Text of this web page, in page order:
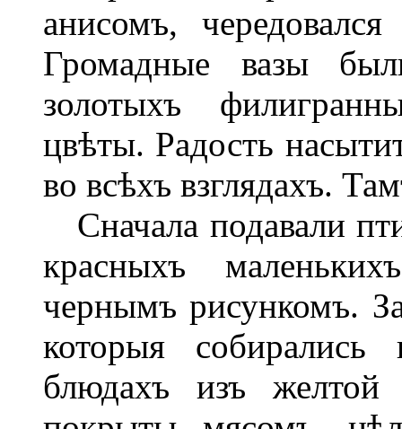
анисомъ,
Громадные вазы
золотыхъ
цвѣты. Радость
во всѣхъ взглядахъ.
Сначала подавали
красныхъ
чернымъ рисункомъ.
которыя
блюдахъ изъ